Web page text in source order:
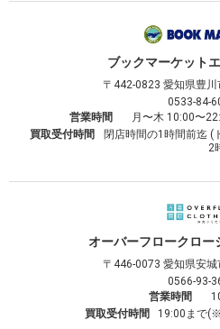
ブックマーケット
〒442-0823 愛知県豊
0533-84-
営業時間
月〜木 10:00〜
買取受付時間
閉店時間の1時間前迄 (
2
オーバーフロークロー
〒446-0073 愛知県安
0566-93-
営業時間
買取受付時間
19:00まで